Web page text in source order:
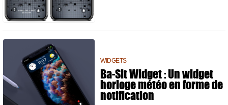
WIDGETS
Ba-Sit Widget : Un widget
horloge météo en forme de
notification